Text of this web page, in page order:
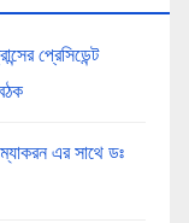
প্রেসিডেন্ট
ম্যাকরন এর সাথে ডঃ